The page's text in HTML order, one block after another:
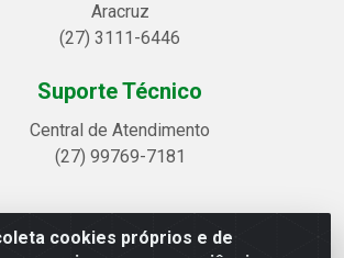
cookies próprios e de
Aracruz
(27) 3111-6446
Suporte Técnico
Central de Atendimento
(27) 99769-7181
LTDA - Avenida Alegre, 2521 -